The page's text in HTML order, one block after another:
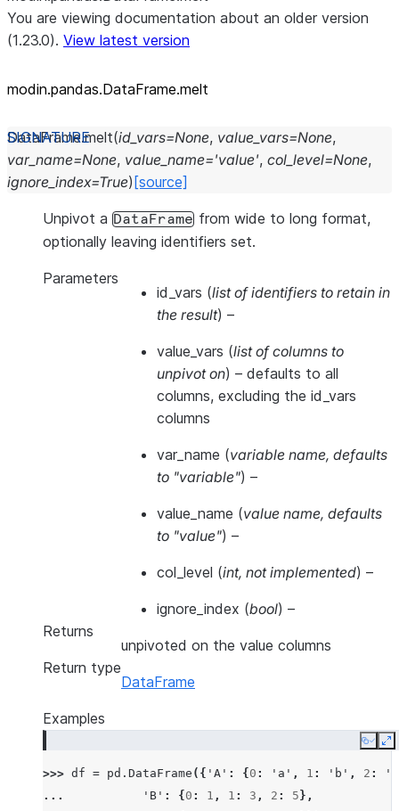
You are viewing documentation about an older version
(1.23.0). View latest version
modin.pandas.DataFrame.melt
DataFrame.melt(id_vars=None, value_vars=None,
var_name=None, value_name='value', col_level=None,
ignore_index=True) [source]
Unpivot a DataFrame from wide to long format,
optionally leaving identifiers set.
Parameters
id_vars (list of identifiers to retain in
the result) –
value_vars (list of columns to
unpivot on) – defaults to all
columns, excluding the id_vars
columns
var_name (variable name, defaults
to "variable") –
value_name (value name, defaults
to "value") –
col_level (int, not implemented) –
ignore_index (bool) –
Returns
unpivoted on the value columns
Return type
DataFrame
Examples
Copy
>>> df = pd . DataFrame ({ 'A' : { 0 : 'a' , 1 : 'b' , 2 :
...
'B' : { 0 : 1 , 1 : 3 , 2 : 5 },